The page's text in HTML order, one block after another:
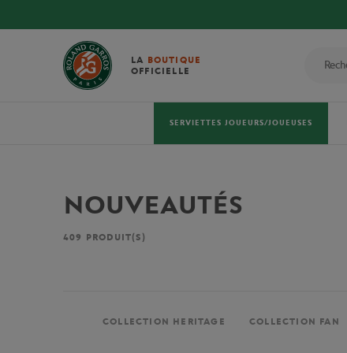
LA BOUTIQUE
OFFICIELLE
SERVIETTES JOUEURS/JOUEUSES
NOUVEAUTÉS
409 PRODUIT(S)
COLLECTION HERITAGE COLLECTION FAN